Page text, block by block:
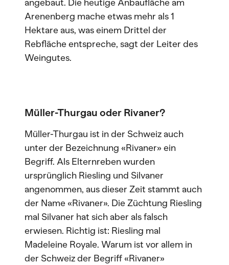
angebaut. Die heutige Anbaufläche am
Arenenberg mache etwas mehr als 1
Hektare aus, was einem Drittel der
Rebfläche entspreche, sagt der Leiter des
Weingutes.
Müller-Thurgau oder Rivaner?
Müller-Thurgau ist in der Schweiz auch
unter der Bezeichnung «Rivaner» ein
Begriff. Als Elternreben wurden
ursprünglich Riesling und Silvaner
angenommen, aus dieser Zeit stammt auch
der Name «Rivaner». Die Züchtung Riesling
mal Silvaner hat sich aber als falsch
erwiesen. Richtig ist: Riesling mal
Madeleine Royale. Warum ist vor allem in
der Schweiz der Begriff «Rivaner»